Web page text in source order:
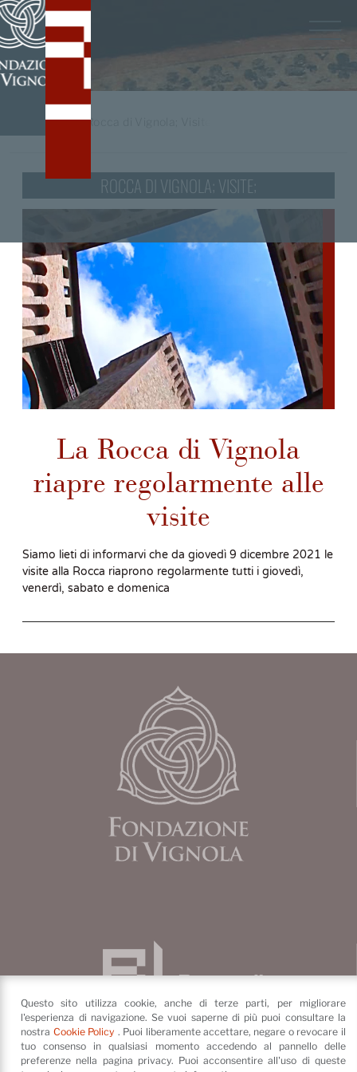
/tag Rocca di Vignola; Visite;
ROCCA DI VIGNOLA; VISITE;
La Rocca di Vignola
riapre regolarmente alle
visite
Siamo lieti di informarvi che da giovedì 9 dicembre 2021 le
visite alla Rocca riaprono regolarmente tutti i giovedì,
venerdì, sabato e domenica
Questo sito utilizza cookie, anche di terze parti, per migliorare
l'esperienza di navigazione. Se vuoi saperne di più puoi consultare la
nostra Cookie Policy . Puoi liberamente accettare, negare o revocare il
tuo consenso in qualsiasi momento accedendo al pannello delle
preferenze nella pagina privacy. Puoi acconsentire all'uso di queste